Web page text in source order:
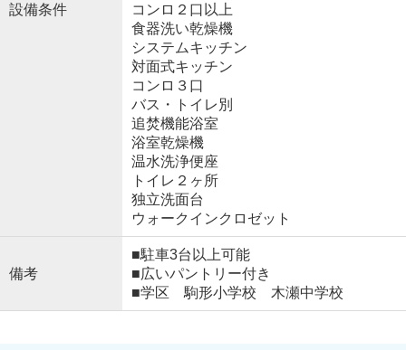
設備条件
コンロ２口以上
食器洗い乾燥機
システムキッチン
対面式キッチン
コンロ３口
バス・トイレ別
追焚機能浴室
浴室乾燥機
温水洗浄便座
トイレ２ヶ所
独立洗面台
ウォークインクロゼット
備考
■駐車3台以上可能
■広いパントリー付き
■学区 駒形小学校 木瀬中学校